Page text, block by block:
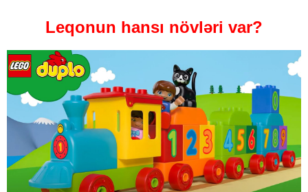
Leqonun hansı növləri var?